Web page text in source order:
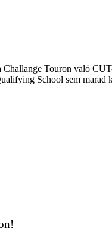
Touron való
School sem marad